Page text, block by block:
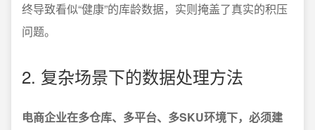
终导致看似“健康”的库龄数据，实则掩盖了真实的积压
问题。
2. 复杂场景下的数据处理方法
电商企业在多仓库、多平台、多SKU环境下，必须建